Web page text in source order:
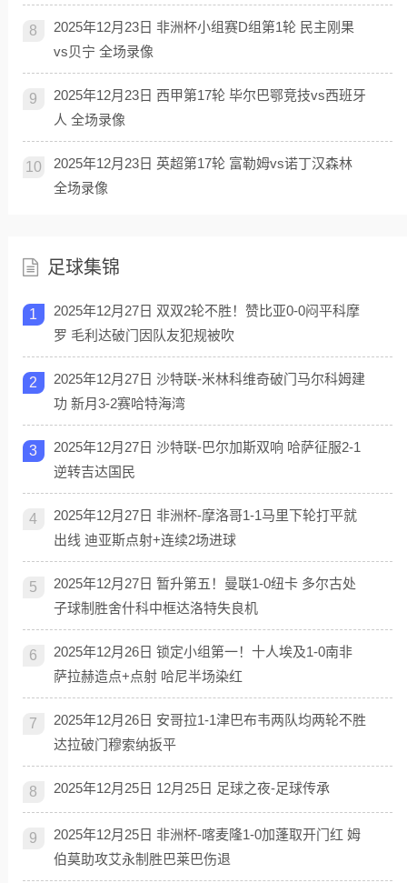
8
2025年12月23日 非洲杯小组赛D组第1轮 民主刚果
vs贝宁 全场录像
9
2025年12月23日 西甲第17轮 毕尔巴鄂竞技vs西班牙
人 全场录像
10
2025年12月23日 英超第17轮 富勒姆vs诺丁汉森林
全场录像
足球集锦
1
2025年12月27日 双双2轮不胜！赞比亚0-0闷平科摩
罗 毛利达破门因队友犯规被吹
2
2025年12月27日 沙特联-米林科维奇破门马尔科姆建
功 新月3-2赛哈特海湾
3
2025年12月27日 沙特联-巴尔加斯双响 哈萨征服2-1
逆转吉达国民
4
2025年12月27日 非洲杯-摩洛哥1-1马里下轮打平就
出线 迪亚斯点射+连续2场进球
5
2025年12月27日 暂升第五！曼联1-0纽卡 多尔古处
子球制胜舍什科中框达洛特失良机
6
2025年12月26日 锁定小组第一！十人埃及1-0南非
萨拉赫造点+点射 哈尼半场染红
7
2025年12月26日 安哥拉1-1津巴布韦两队均两轮不胜
达拉破门穆索纳扳平
8 2025年12月25日 12月25日 足球之夜-足球传承
9
2025年12月25日 非洲杯-喀麦隆1-0加蓬取开门红 姆
伯莫助攻艾永制胜巴莱巴伤退